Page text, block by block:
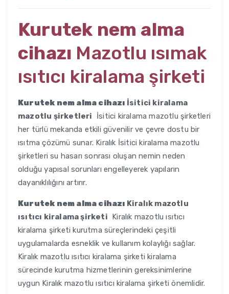
Kurutek nem alma
cihazı Mazotlu ısımak
ısıtıcı kiralama şirketi
Kurutek nem alma cihazı İsitici kiralama
mazotlu şirketleri İsitici kiralama mazotlu şirketleri
her türlü mekanda etkili güvenilir ve çevre dostu bir
ısıtma çözümü sunar. Kiralık İsitici kiralama mazotlu
şirketleri su hasarı sonrası oluşan nemin neden
olduğu yapısal sorunları engelleyerek yapıların
dayanıklılığını artırır.
Kurutek nem alma cihazı Kiralık mazotlu
ısıtıcı kiralama şirketi Kiralık mazotlu ısıtıcı
kiralama şirketi kurutma süreçlerindeki çeşitli
uygulamalarda esneklik ve kullanım kolaylığı sağlar.
Kiralık mazotlu ısıtıcı kiralama şirketi kiralama
sürecinde kurutma hizmetlerinin gereksinimlerine
uygun Kiralık mazotlu ısıtıcı kiralama şirketi önemlidir.